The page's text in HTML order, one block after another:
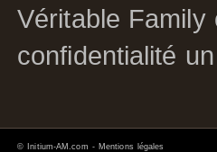
Véritable Family
confidentialité
© Initium-AM.com - Mentions légales